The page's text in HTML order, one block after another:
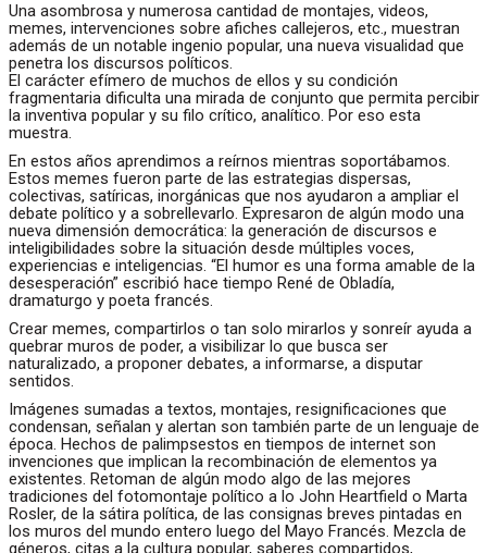
Una asombrosa y numerosa cantidad de montajes, videos,
memes, intervenciones sobre afiches callejeros, etc., muestran
además de un notable ingenio popular, una nueva visualidad que
penetra los discursos políticos.
El carácter efímero de muchos de ellos y su condición
fragmentaria dificulta una mirada de conjunto que permita percibir
la inventiva popular y su filo crítico, analítico. Por eso esta
muestra.
En estos años aprendimos a reírnos mientras soportábamos.
Estos memes fueron parte de las estrategias dispersas,
colectivas, satíricas, inorgánicas que nos ayudaron a ampliar el
debate político y a sobrellevarlo. Expresaron de algún modo una
nueva dimensión democrática: la generación de discursos e
inteligibilidades sobre la situación desde múltiples voces,
experiencias e inteligencias. “El humor es una forma amable de la
desesperación” escribió hace tiempo René de Obladía,
dramaturgo y poeta francés.
Crear memes, compartirlos o tan solo mirarlos y sonreír ayuda a
quebrar muros de poder, a visibilizar lo que busca ser
naturalizado, a proponer debates, a informarse, a disputar
sentidos.
Imágenes sumadas a textos, montajes, resignificaciones que
condensan, señalan y alertan son también parte de un lenguaje de
época. Hechos de palimpsestos en tiempos de internet son
invenciones que implican la recombinación de elementos ya
existentes. Retoman de algún modo algo de las mejores
tradiciones del fotomontaje político a lo John Heartfield o Marta
Rosler, de la sátira política, de las consignas breves pintadas en
los muros del mundo entero luego del Mayo Francés. Mezcla de
géneros, citas a la cultura popular, saberes compartidos,